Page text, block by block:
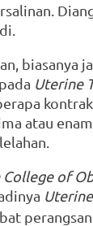
biasanya
Uterine
atau
College of